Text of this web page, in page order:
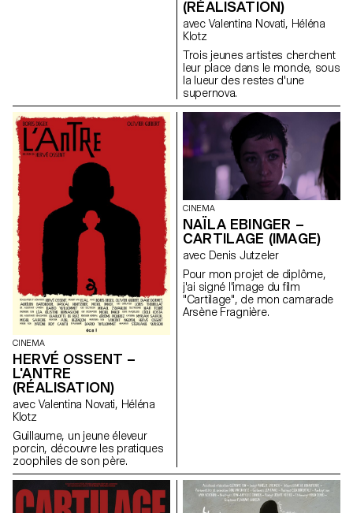
(RÉALISATION)
avec Valentina Novati, Héléna
Klotz
Trois jeunes artistes cherchent
leur place dans le monde, sous
la lueur des restes d'une
supernova.
CINEMA
HERVÉ OSSENT –
L'ANTRE
(RÉALISATION)
avec Valentina Novati, Héléna
Klotz
Guillaume, un jeune éleveur
porcin, découvre les pratiques
zoophiles de son père.
CINEMA
NAÏLA EBINGER –
CARTILAGE (IMAGE)
avec Denis Jutzeler
Pour mon projet de diplôme,
j'ai signé l'image du film
"Cartilage", de mon camarade
Arsène Fragnière.